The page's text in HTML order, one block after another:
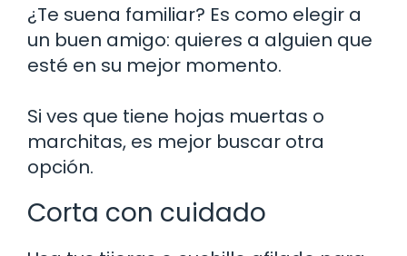
¿Te suena familiar? Es como elegir a
un buen amigo: quieres a alguien que
esté en su mejor momento.
Si ves que tiene hojas muertas o
marchitas, es mejor buscar otra
opción.
Corta con cuidado